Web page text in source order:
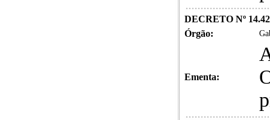
DECRETO Nº
Órgão:
Ementa: